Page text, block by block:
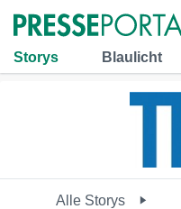
Storys Blaulicht
Alle Storys